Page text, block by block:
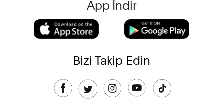
App İndir
Bizi Takip Edin